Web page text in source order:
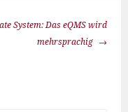
System: Das eQMS wird
mehrsprachig